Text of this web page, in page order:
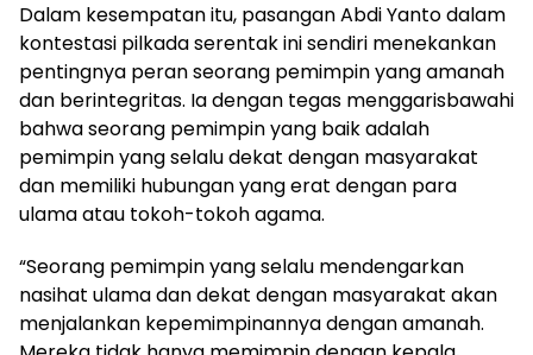
Dalam kesempatan itu, pasangan Abdi Yanto dalam
kontestasi pilkada serentak ini sendiri menekankan
pentingnya peran seorang pemimpin yang amanah
dan berintegritas. Ia dengan tegas menggarisbawahi
bahwa seorang pemimpin yang baik adalah
pemimpin yang selalu dekat dengan masyarakat
dan memiliki hubungan yang erat dengan para
ulama atau tokoh-tokoh agama.
“Seorang pemimpin yang selalu mendengarkan
nasihat ulama dan dekat dengan masyarakat akan
menjalankan kepemimpinannya dengan amanah.